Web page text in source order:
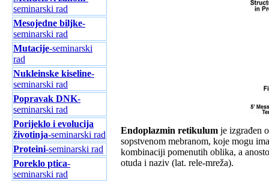
seminarski rad
Mesojedne biljke-
seminarski rad
Mutacije-seminarski
rad
Nukleinske kiseline-
seminarski rad
Popravak DNK-
seminarski rad
Porijeklo i evolucija
životinja-seminarski rad
Proteini-seminarski rad
Poreklo ptica-
seminarski rad
Endoplazmin retikulum je izgrađen
sopstvenom mebranom, koje mogu
kombinaciji pomenutih oblika, a
otuda i naziv (lat. rele-mreža).